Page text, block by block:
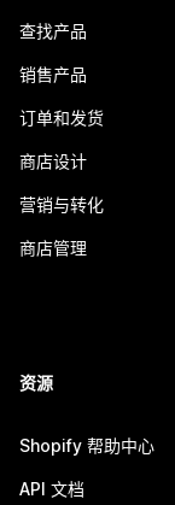
查找产品
销售产品
订单和发货
商店设计
营销与转化
商店管理
资源
Shopify 帮助中心
API 文档